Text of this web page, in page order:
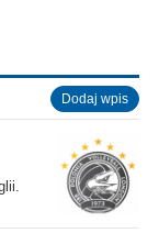
Dodaj wpis